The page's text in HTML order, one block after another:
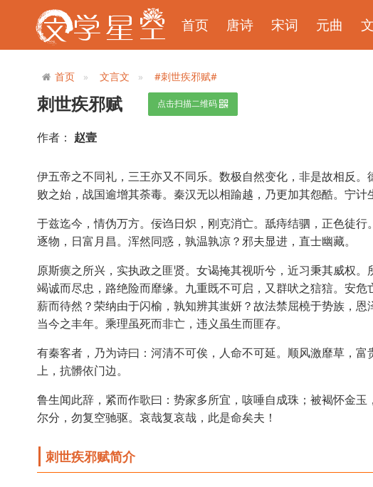
首页 唐诗 宋词 元曲
首页 文言文 #刺世疾邪赋#
刺世疾邪赋 点击扫描二维码
作者： 赵壹
伊五帝之不同礼，三王亦又不同乐。数极自然变化，非是故相反
败之始，战国逾增其荼毒。秦汉无以相踰越，乃更加其怨酷。宁计
于兹迄今，情伪万方。佞诌日炽，刚克消亡。舐痔结驷，正色徒
逐物，日富月昌。浑然同惑，孰温孰凉？邪夫显进，直士幽藏。
原斯瘼之所兴，实执政之匪贤。女谒掩其视听兮，近习秉其威权
竭诚而尽忠，路绝险而靡缘。九重既不可启，又群吠之狺狺。安
薪而待然？荣纳由于闪榆，孰知辨其蚩妍？故法禁屈橈于势族，
当今之丰年。乘理虽死而非亡，违义虽生而匪存。
有秦客者，乃为诗曰：河清不可俟，人命不可延。顺风激靡草，
上，抗髒依门边。
鲁生闻此辞，紧而作歌曰：势家多所宜，咳唾自成珠；被褐怀金
尔分，勿复空驰驱。哀哉复哀哉，此是命矣夫！
刺世疾邪赋简介